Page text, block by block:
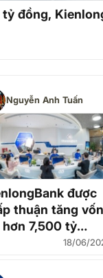
tỷ đồng,
Nguyễn Anh Tuấn
được
thuận tăng vốn
hơn 7,500 tỷ
đón sóng18/06/